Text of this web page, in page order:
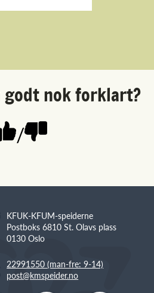
nok forklart?
/
KFUK-KFUM-speiderne
Postboks 6810 St. Olavs plass
0130 Oslo
22991550 (man-fre: 9-14)
post@kmspeider.no